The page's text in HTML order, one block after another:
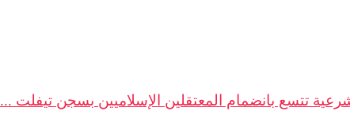
تتسع بانضمام المعتقلين الإسلاميين بسجن تيفلت ...